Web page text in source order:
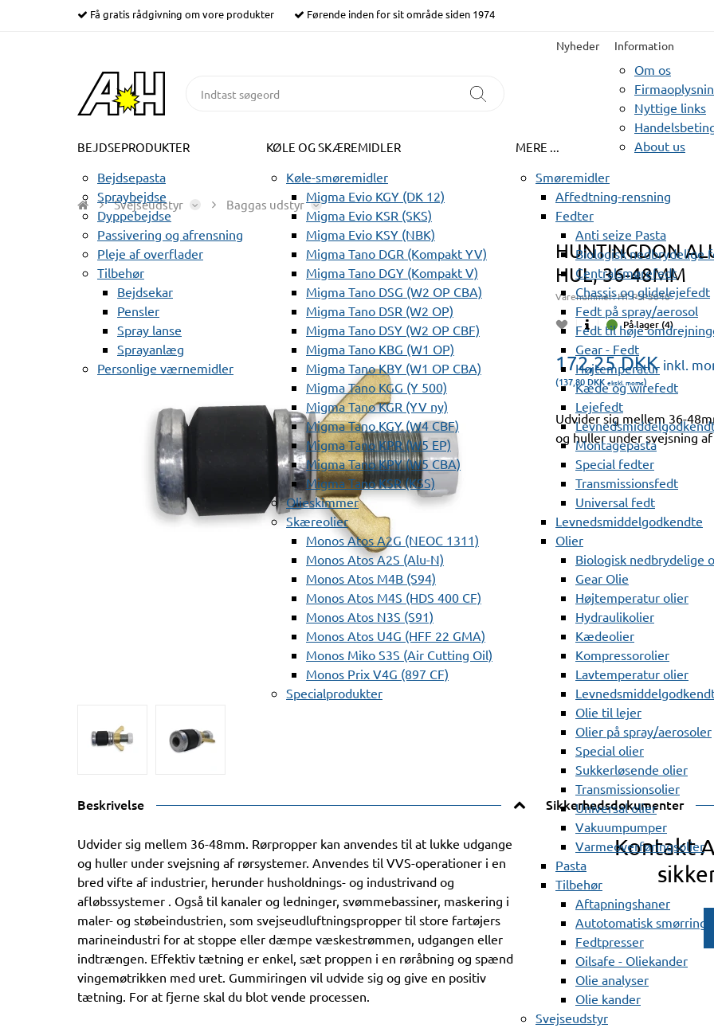
Få gratis rådgivning om vore produkter Førende inden for sit område siden 1974
Nyheder Information
Om os
Nyttige links
About us
BEJDSEPRODUKTER
Bejdsepasta
Spraybejdse
Dyppebejdse
Passivering og afrensning
Pleje af overflader
Tilbehør
Bejdsekar
Pensler
Spray lanse
Sprayanlæg
Personlige værnemidler
KØLE OG SKÆREMIDLER
Køle-smøremidler
Migma Evio KGY (DK 12)
Migma Evio KSR (SKS)
Migma Evio KSY (NBK)
Migma Tano DGR (Kompakt YV)
Migma Tano DGY (Kompakt V)
Migma Tano DSG (W2 OP CBA)
Migma Tano DSR (W2 OP)
Migma Tano DSY (W2 OP CBF)
Migma Tano KBG (W1 OP)
Migma Tano KBY (W1 OP CBA)
Migma Tano KGG (Y 500)
Migma Tano KGR (YV ny)
Migma Tano KGY (W4 CBF)
Migma Tano KPR (W5 EP)
Migma Tano KPY (W5 CBA)
Migma Tano KSR (KSS)
Olieskimmer
Skæreolier
Monos Atos A2G (NEOC 1311)
Monos Atos A2S (Alu-N)
Monos Atos M4B (S94)
Monos Atos M4S (HDS 400 CF)
Monos Atos N3S (S91)
Monos Atos U4G (HFF 22 GMA)
Monos Miko S3S (Air Cutting Oil)
Monos Prix V4G (897 CF)
Specialprodukter
MERE ...
Smøremidler
Affedtning-rensning
Fedter
Anti seize Pasta
Biologisk nedbrydelige
Centralsmørefedt
Chassis og glidelejefedt
Fedt på spray/aerosol
Fedt til høje
Gear - Fedt
Højtemperatur
Kæde og wirefedt
Lejefedt
Montagepasta
Special fedter
Transmissionsfedt
Universal fedt
Levnedsmiddelgodkendte
Olier
Biologisk nedbrydelige
Gear Olie
Højtemperatur olier
Hydraulikolier
Kædeolier
Kompressorolier
Lavtemperatur olier
Olie til lejer
Olier på spray/aerosoler
Special olier
Sukkerløsende olier
Transmissionsolier
Universal olier
Vakuumpumper
Varmeoverføringsolier
Pasta
Tilbehør
Aftapningshaner
Autotomatisk smørring
Fedtpresser
Oilsafe - Oliekander
Olie analyser
Olie kander
Svejseudstyr
Svejseudstyr Baggas udstyr
HUNTINGDON
HUL, 36-48MM
Varenummer:HT PSP3040
På lager (4)
172,25DKK inkl.
(137,80 DKK ekskl. moms)
Udvider sig mellem 36-
og huller under svejsning
Beskrivelse
Udvider sig mellem 36-48mm. Rørpropper kan anvendes til at lukke udgange
og huller under svejsning af rørsystemer. Anvendes til VVS-operationer i en
bred vifte af industrier, herunder husholdnings- og industrivand og
afløbssystemer . Også til kanaler og ledninger, svømmebassiner, maskering i
maler- og støbeindustrien, som svejseudluftningspropper til store fartøjers
marineindustri for at stoppe eller dæmpe væskestrømmen, udgangen eller
indtrængen. Effektiv tætning er enkel, sæt proppen i en røråbning og spænd
vingemøtrikken med uret. Gummiringen vil udvide sig og give en positiv
tætning. For at fjerne skal du blot vende processen.
Sikkerhedsdokumenter
Kontakt